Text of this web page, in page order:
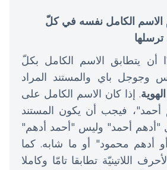
الكامل نفسه في كلّ
ترسلها
يتطابق الاسم الكامل بكلّ
باي والمستند المراد
. إذا كان الاسم الكامل على
فيجب أن يكون المستند
"أدهم أحمد" وليس "أحمد أدهم"
أدهم محمود" أو ما شابه. كما
اللاتينيّة تطابقا تامّا وكاملا